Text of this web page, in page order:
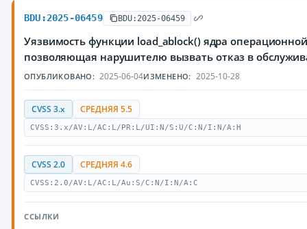
BDU:2025-06459 BDU:2025-06459
Уязвимость функции load_ablock() ядра
позволяющая нарушителю вызвать отказ в
ОПУБЛИКОВАНО: 2025-06-04ИЗМЕНЕНО: 2025-10-28
CVSS 3.x СРЕДНЯЯ 5.5
CVSS:3.x/AV:L/AC:L/PR:L/UI:N/S:U/C:N/I:N/A:H
CVSS 2.0 СРЕДНЯЯ 4.6
CVSS:2.0/AV:L/AC:L/Au:S/C:N/I:N/A:C
ССЫЛКИ